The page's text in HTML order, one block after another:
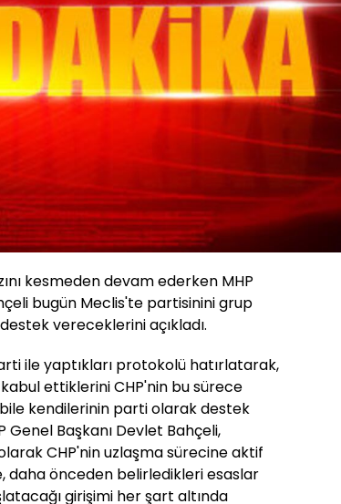
kesmeden devam ederken MHP
bugün Meclis'te partisinini grup
vereceklerini açıkladı.
ile yaptıkları protokolü hatırlatarak,
ettiklerini CHP'nin bu sürece
kendilerinin parti olarak destek
Genel Başkanı Devlet Bahçeli,
CHP'nin uzlaşma sürecine aktif
daha önceden belirledikleri esaslar
girişimi her şart altında